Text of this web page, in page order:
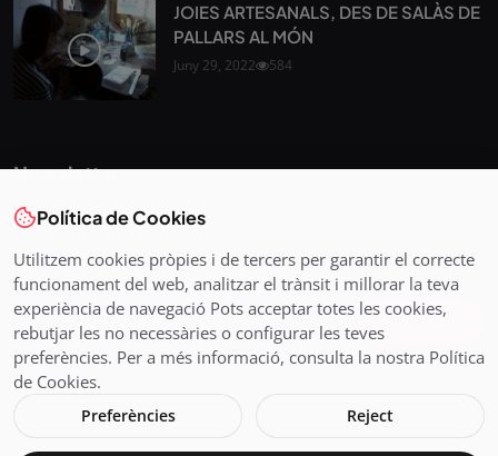
JOIES ARTESANALS, DES DE SALÀS DE
PALLARS AL MÓN
Juny 29, 2022 584
Newsletter
Tota l’actualitat, seleccionada i enviada directament al teu
que importa.
Subscriu-te
Política de Cookies
Utilitzem cookies pròpies i de tercers per garantir el correcte
funcionament del web, analitzar el trànsit i millorar la teva
experiència de navegació Pots acceptar totes les cookies,
rebutjar les no necessàries o configurar les teves
preferències. Per a més informació, consulta la nostra Política
de Cookies.
Preferències Reject